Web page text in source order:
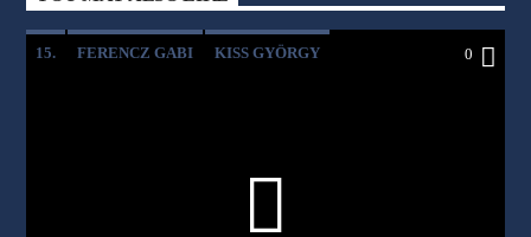
15. FERENCZ GABI KISS GYÖRGY 0